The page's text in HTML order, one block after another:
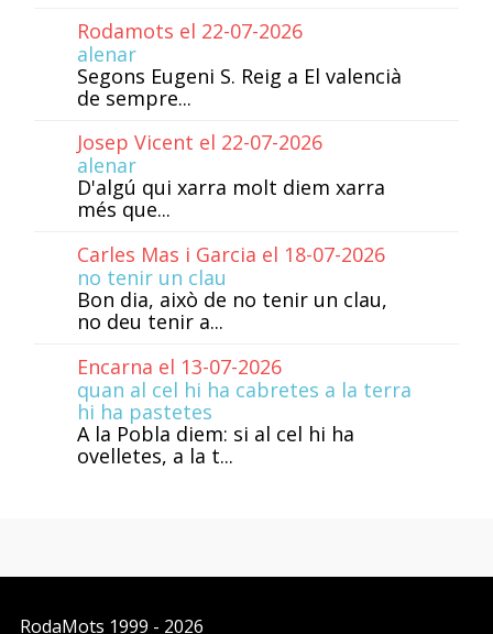
Rodamots el 22-07-2026
alenar
Segons Eugeni S. Reig a El valencià
de sempre...
Josep Vicent el 22-07-2026
alenar
D'algú qui xarra molt diem xarra
més que...
Carles Mas i Garcia el 18-07-2026
no tenir un clau
Bon dia, això de no tenir un clau,
no deu tenir a...
Encarna el 13-07-2026
quan al cel hi ha cabretes a la terra
hi ha pastetes
A la Pobla diem: si al cel hi ha
ovelletes, a la t...
RodaMots 1999 - 2026